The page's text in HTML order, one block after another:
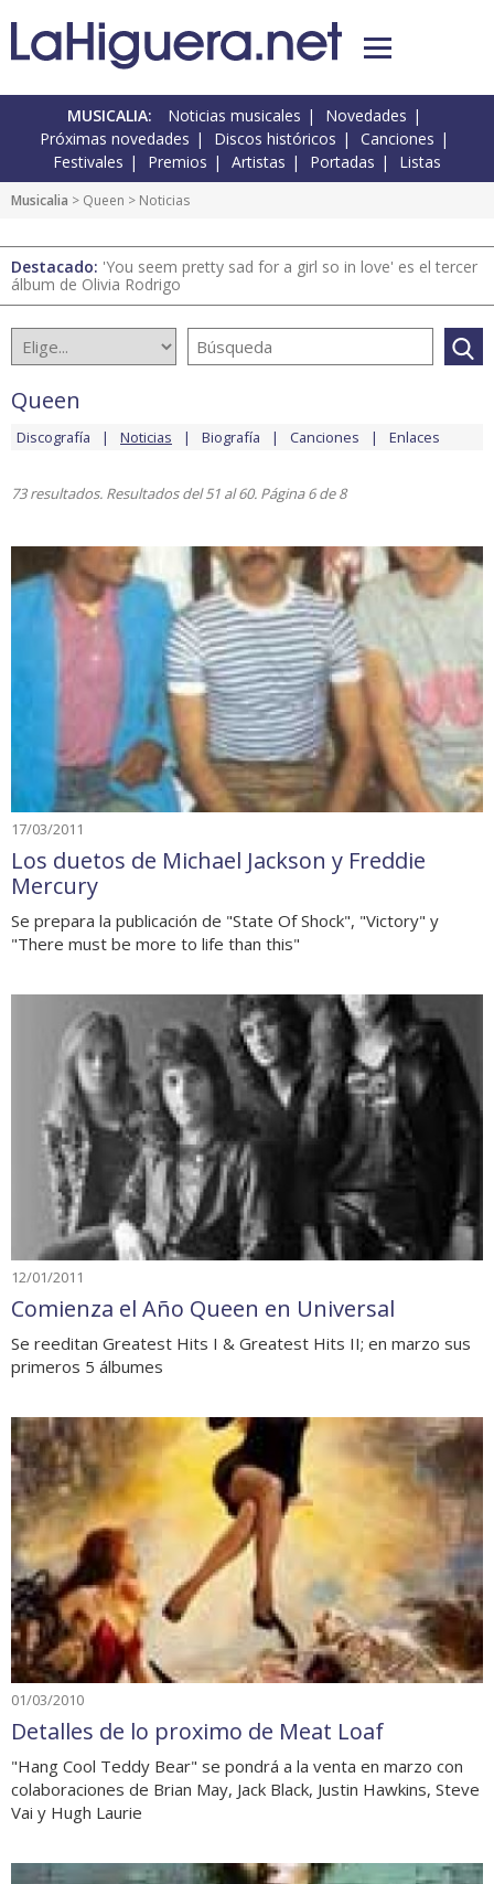
MUSICALIA: Noticias musicales
Novedades
Próximas novedades
Discos históricos
Canciones
Festivales
Premios Artistas Portadas Listas
Musicalia > Queen > Noticias
Destacado: 'You seem pretty sad for a girl so in love' es el tercer
álbum de Olivia Rodrigo
Queen
Discografía Noticias Biografía Canciones Enlaces
73 resultados. Resultados del 51 al 60. Página 6 de 8
17/03/2011
Los duetos de Michael Jackson y Freddie
Mercury
Se prepara la publicación de "State Of Shock", "Victory" y
"There must be more to life than this"
12/01/2011
Comienza el Año Queen en Universal
Se reeditan Greatest Hits I & Greatest Hits II; en marzo sus
primeros 5 álbumes
01/03/2010
Detalles de lo proximo de Meat Loaf
"Hang Cool Teddy Bear" se pondrá a la venta en marzo con
colaboraciones de Brian May, Jack Black, Justin Hawkins, Steve
Vai y Hugh Laurie